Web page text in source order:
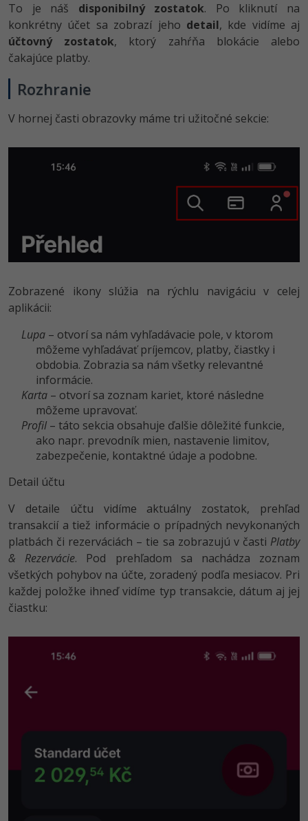
To je náš disponibilný zostatok. Po kliknutí na
konkrétny účet sa zobrazí jeho detail, kde vidíme aj
účtovný zostatok, ktorý zahŕňa blokácie alebo
čakajúce platby.
Rozhranie
V hornej časti obrazovky máme tri užitočné sekcie:
Zobrazené ikony slúžia na rýchlu navigáciu v celej
aplikácii:
Lupa – otvorí sa nám vyhľadávacie pole, v ktorom
môžeme vyhľadávať príjemcov, platby, čiastky i
obdobia. Zobrazia sa nám všetky relevantné
informácie.
Karta – otvorí sa zoznam kariet, ktoré následne
môžeme upravovať.
Profil – táto sekcia obsahuje ďalšie dôležité funkcie,
ako napr. prevodník mien, nastavenie limitov,
zabezpečenie, kontaktné údaje a podobne.
Detail účtu
V detaile účtu vidíme aktuálny zostatok, prehľad
transakcií a tiež informácie o prípadných nevykonaných
platbách či rezerváciách – tie sa zobrazujú v časti Platby
& Rezervácie. Pod prehľadom sa nachádza zoznam
všetkých pohybov na účte, zoradený podľa mesiacov. Pri
každej položke ihneď vidíme typ transakcie, dátum aj jej
čiastku: